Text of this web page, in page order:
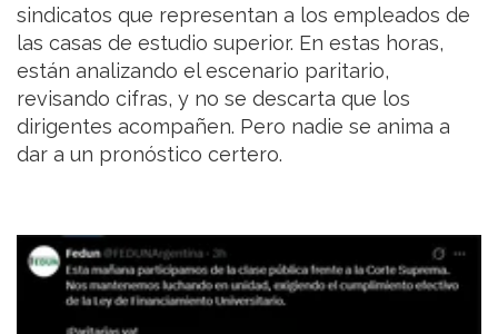
sindicatos que representan a los empleados de
las casas de estudio superior. En estas horas,
están analizando el escenario paritario,
revisando cifras, y no se descarta que los
dirigentes acompañen. Pero nadie se anima a
dar a un pronóstico certero.